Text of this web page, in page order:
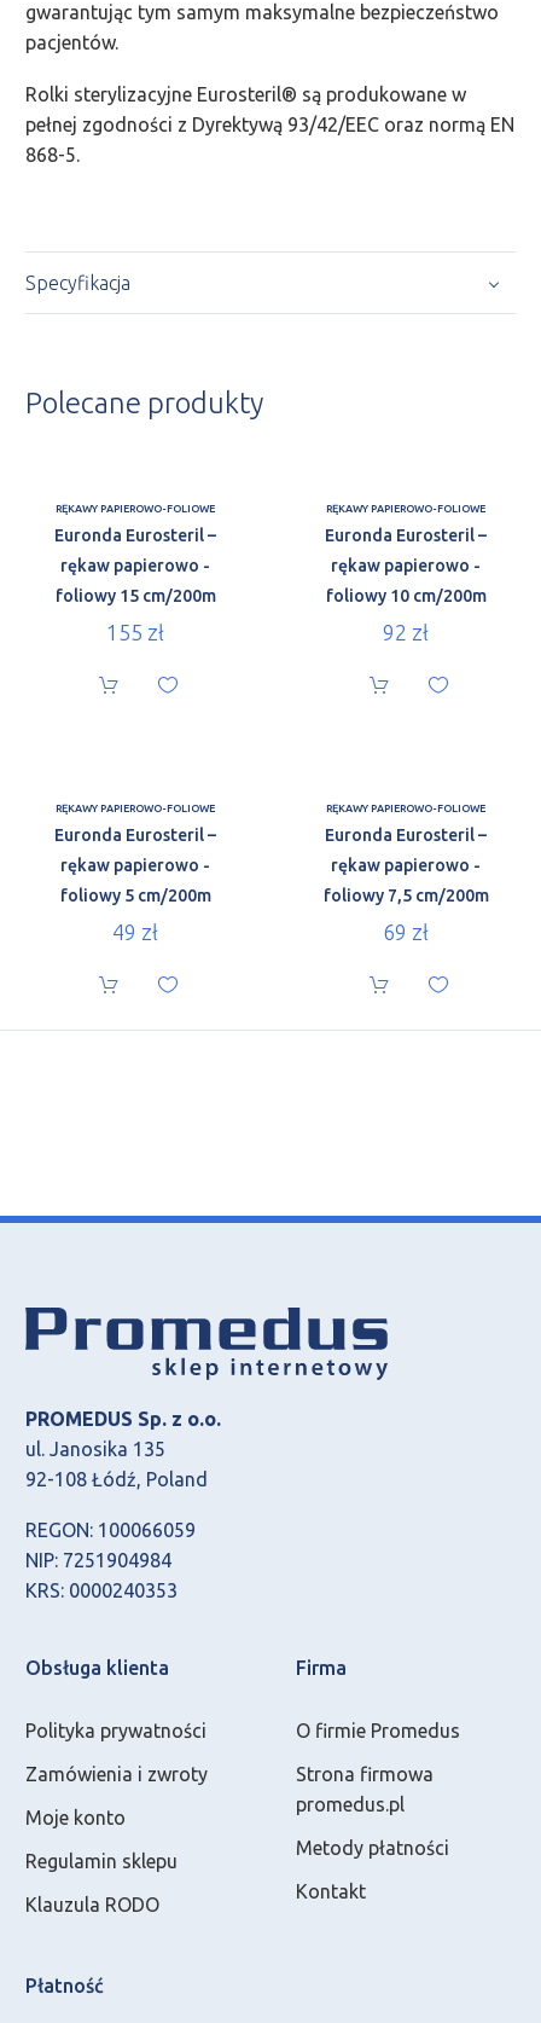
gwarantując tym samym maksymalne bezpieczeństwo
pacjentów.
Rolki sterylizacyjne Eurosteril® są produkowane w
pełnej zgodności z Dyrektywą 93/42/EEC oraz normą EN
868-5.
Specyfikacja
Polecane produkty
RĘKAWY PAPIEROWO-FOLIOWE
Euronda Eurosteril –
rękaw papierowo -
foliowy 15 cm/200m
155 zł
RĘKAWY PAPIEROWO-FOLIOWE
Euronda Eurosteril –
rękaw papierowo -
foliowy 10 cm/200m
92 zł
RĘKAWY PAPIEROWO-FOLIOWE
Euronda Eurosteril –
rękaw papierowo -
foliowy 5 cm/200m
49 zł
RĘKAWY PAPIEROWO-FOLIOWE
Euronda Eurosteril –
rękaw papierowo -
foliowy 7,5 cm/200m
69 zł
PROMEDUS Sp. z o.o.
ul. Janosika 135
92-108 Łódź, Poland
REGON: 100066059
NIP: 7251904984
KRS: 0000240353
Obsługa klienta
Polityka prywatności
Zamówienia i zwroty
Moje konto
Regulamin sklepu
Klauzula RODO
Firma
O firmie Promedus
Strona firmowa
promedus.pl
Metody płatności
Kontakt
Płatność